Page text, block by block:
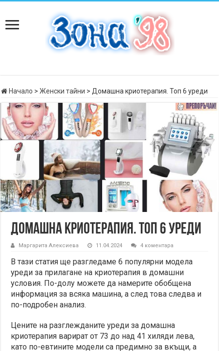
Начало > Женски тайни > Домашна криотерапия. Топ 6 уреди
Домашна криотерапия. Топ 6 уреди
Маргарита Алексиева 11.04.2024 4 коментара
В тази статия ще разгледаме 6 популярни модела
уреди за прилагане на криотерапия в домашни
условия. По-долу можете да намерите обобщена
информация за всяка машина, а след това следва и
по-подробен анализ.
Цените на разглежданите уреди за домашна
криотерапия варират от 73 до над 41 хиляди лева,
като по-евтините модели са предимно за вкъщи, а